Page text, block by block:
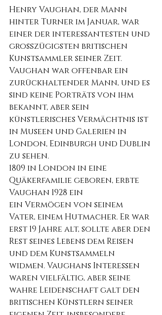
Henry Vaughan, der Mann
hinter Turner im Januar, war
einer der interessantesten und
großzügigsten britischen
Kunstsammler seiner Zeit.
Vaughan war offenbar ein
zurückhaltender Mann, und es
sind keine Porträts von ihm
bekannt, aber sein
künstlerisches Vermächtnis ist
in Museen und Galerien in
London, Edinburgh und Dublin
zu sehen.
1809 in London in eine
Quäkerfamilie geboren, erbte
Vaughan 1928 ein
ein Vermögen von seinem
Vater, einem Hutmacher. Er war
erst 19 Jahre alt, sollte aber den
Rest seines Lebens dem Reisen
und dem Kunstsammeln
widmen. Vaughans Interessen
waren vielfältig, aber seine
wahre Leidenschaft galt den
britischen Künstlern seiner